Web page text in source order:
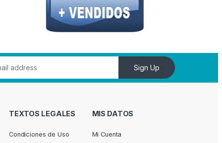
Sign Up
TEXTOS LEGALES
Condiciones de Uso
MIS DATOS
Mi Cuenta